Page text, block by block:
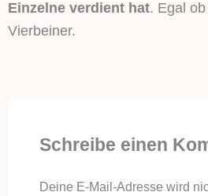
Einzelne verdient hat. Egal
Vierbeiner.
Schreibe einen
Deine E-Mail-Adresse wird